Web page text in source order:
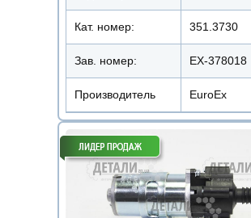
Кат. номер: 351.3730
Зав. номер: EX-378018
Производитель EuroEx